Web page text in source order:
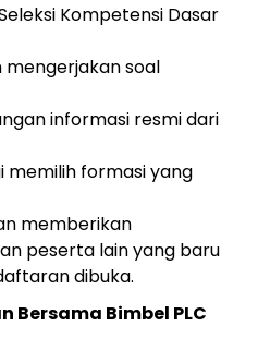
Kompetensi Dasar
soal
informasi resmi dari
formasi yang
memberikan
peserta lain yang baru
dibuka.
Bersama Bimbel PLC